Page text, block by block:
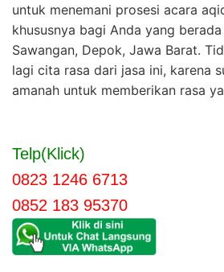
untuk menemani prosesi acara
khususnya bagi Anda yang
Sawangan, Depok, Jawa Barat.
lagi cita rasa dari jasa ini, karena
amanah untuk memberikan rasa
Telp(Klick)
0823 1246 6713
0852 183 95370